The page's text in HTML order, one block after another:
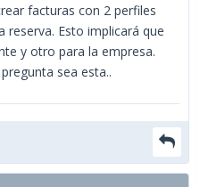
facturas con 2 perfiles
reserva. Esto implicará que
y otro para la empresa.
sea esta..